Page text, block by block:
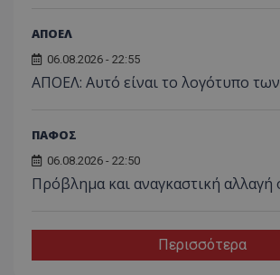
ΑΠΟΕΛ
06.08.2026 - 22:55
ΑΠΟΕΛ: Αυτό είναι το λογότυπο
ΠΑΦΟΣ
06.08.2026 - 22:50
Πρόβλημα και αναγκαστική αλλαγή
Περισσότερα